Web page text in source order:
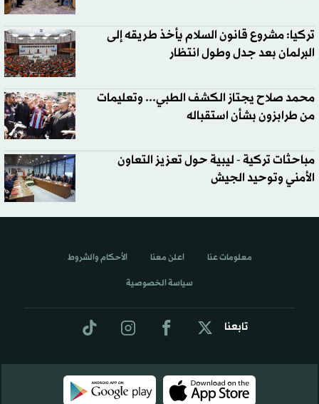
تركيا: مشروع قانون السلام يأخذ طريقه إلى
البرلمان بعد جدل وطول انتظار
محمد صلاح يجتاز الكشف الطبي... وتعليمات
من طرابزون بشأن استقباله
مباحثات تركية - ليبية حول تعزيز التعاون
الأمني وتوحيد الجيش
تابعنا
معلومات عنا اعلن معنا الأحكام والشروط
سياسة الخصوصية